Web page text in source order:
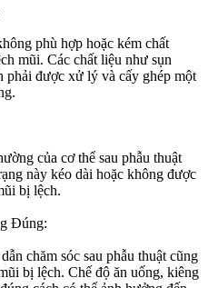
phù hợp hoặc kém chất
mũi. Các chất liệu như sụn
phải được xử lý và cấy ghép một
của cơ thể sau phẫu thuật
này kéo dài hoặc không được
bị lệch.
Đúng:
chăm sóc sau phẫu thuật cũng
bị lệch. Chế độ ăn uống, kiêng